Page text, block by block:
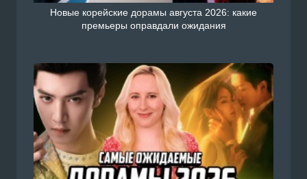
Новые корейские дорамы августа 2026: какие
премьеры оправдали ожидания